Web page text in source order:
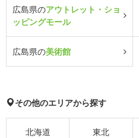
広島県のアウトレット・ショ
ッピングモール
広島県の美術館
その他のエリアから探す
北海道 東北